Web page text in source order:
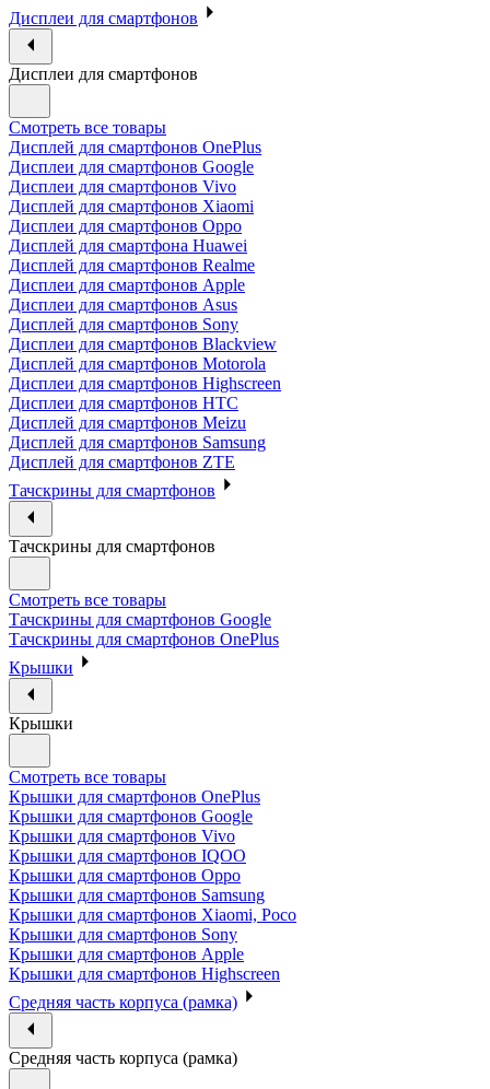
Дисплеи для смартфонов
Дисплеи для смартфонов
Смотреть все товары
Дисплей для смартфонов OnePlus
Дисплеи для смартфонов Google
Дисплеи для смартфонов Vivo
Дисплей для смартфонов Xiaomi
Дисплеи для смартфонов Oppo
Дисплей для смартфона Huawei
Дисплей для смартфонов Realme
Дисплеи для смартфонов Apple
Дисплеи для смартфонов Asus
Дисплей для смартфонов Sony
Дисплеи для смартфонов Blackview
Дисплей для смартфонов Motorola
Дисплеи для смартфонов Highscreen
Дисплеи для смартфонов HTC
Дисплей для смартфонов Meizu
Дисплей для смартфонов Samsung
Дисплей для смартфонов ZTE
Тачскрины для смартфонов
Тачскрины для смартфонов
Смотреть все товары
Тачскрины для смартфонов Google
Тачскрины для смартфонов OnePlus
Крышки
Крышки
Смотреть все товары
Крышки для смартфонов OnePlus
Крышки для смартфонов Google
Крышки для смартфонов Vivo
Крышки для смартфонов IQOO
Крышки для смартфонов Oppo
Крышки для смартфонов Samsung
Крышки для смартфонов Xiaomi, Poco
Крышки для смартфонов Sony
Крышки для смартфонов Apple
Крышки для смартфонов Highscreen
Средняя часть корпуса (рамка)
Средняя часть корпуса (рамка)